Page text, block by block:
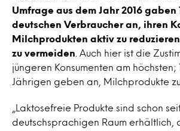
Umfrage aus dem Jahr 2016 gaben
deutschen Verbraucher an, ihren
Milchprodukten aktiv zu
zu vermeiden . Auch hier ist die
jüngeren Konsumenten am höchsten;
Jährigen geben an, Milchprodukte
„Laktosefreie Produkte sind schon
deutschsprachigen Raum erhältlich,